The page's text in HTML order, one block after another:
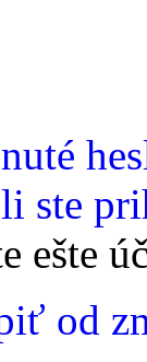
ste
ešte
od